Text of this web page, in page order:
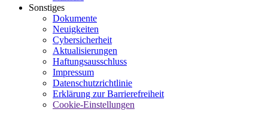
Sonstiges
Dokumente
Neuigkeiten
Cybersicherheit
Aktualisierungen
Haftungsausschluss
Impressum
Datenschutzrichtlinie
Erklärung zur Barrierefreiheit
Cookie-Einstellungen